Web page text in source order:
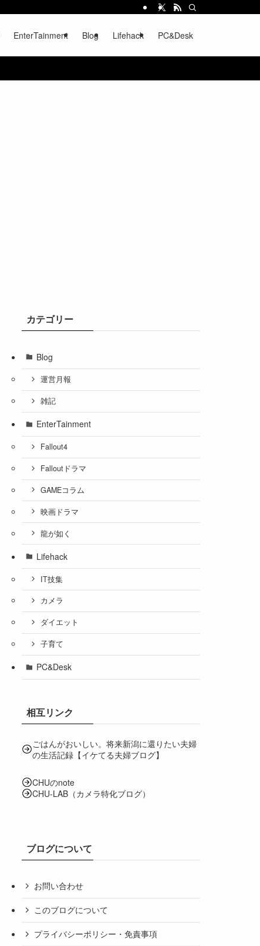
EnterTainment Blog Lifehack PC&Desk
カテゴリー
Blog
運営月報
雑記
EnterTainment
Fallout4
Falloutドラマ
GAMEコラム
映画ドラマ
龍が如く
Lifehack
IT技集
カメラ
ダイエット
子育て
PC&Desk
相互リンク
ごはんがおいしい。将来新潟に還りたい夫婦
の生活記録【イケてる夫婦ブログ】
CHUのnote
CHU-LAB（カメラ特化ブログ）
ブログについて
お問い合わせ
このブログについて
プライバシーポリシー・免責事項